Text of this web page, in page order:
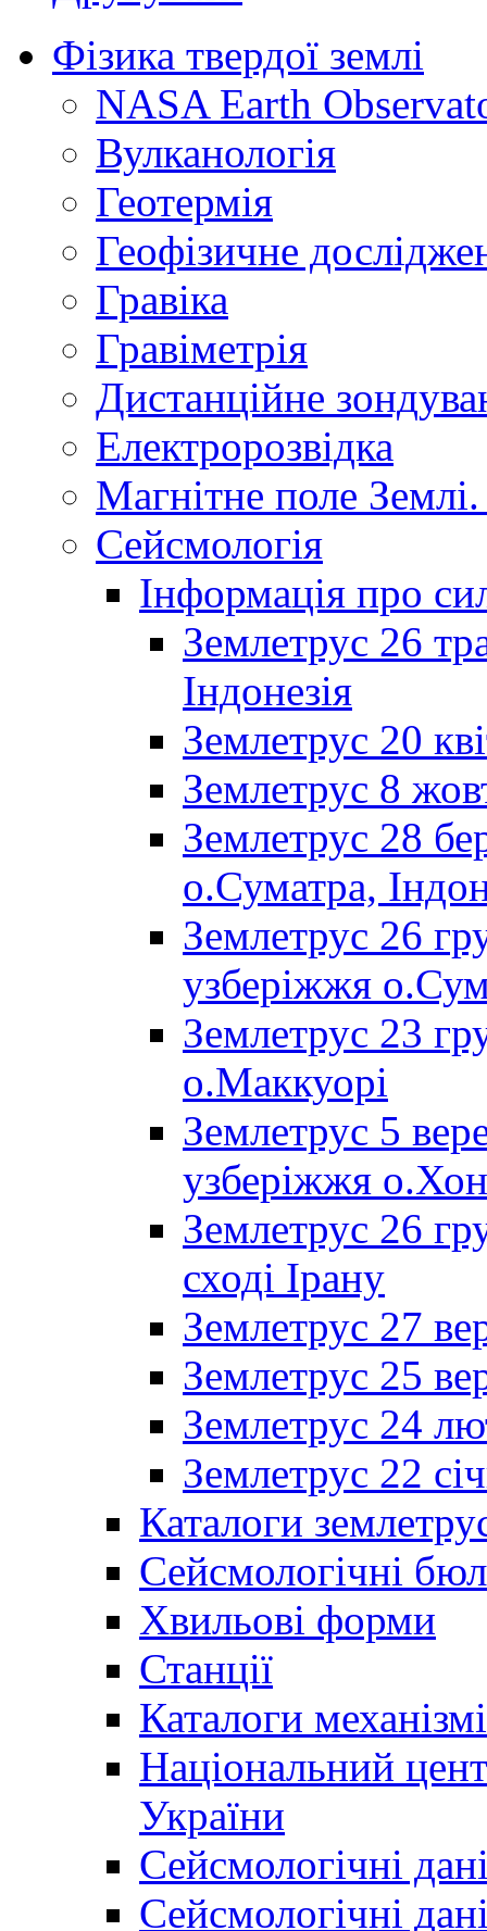
Фізика твердої землі
NASA Earth
Вулканологія
Геотермія
Геофізичне
Гравіка
Гравіметрія
Дистанційне
Електророзвідка
Магнітне поле
Сейсмологія
Інформація про
Землетрус 26
Індонезія
Землетрус 20
Землетрус 8
Землетрус 28
о.Суматра,
Землетрус 26
узберіжжя
Землетрус 23
о.Маккуорі
Землетрус 5
узберіжжя
Землетрус 26
сході Ірану
Землетрус 27
Землетрус 25
Землетрус 24
Землетрус 22
Каталоги
Сейсмологічні
Хвильові форми
Станції
Каталоги
Національний
України
Сейсмологічні
Сейсмологічні